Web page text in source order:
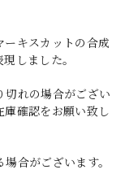
ーキスカットの合成
しました。
れの場合がござい
庫確認をお願い致し
合がございます。